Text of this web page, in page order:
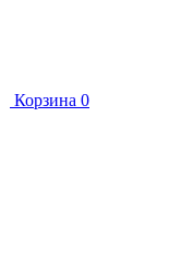
Корзина 0